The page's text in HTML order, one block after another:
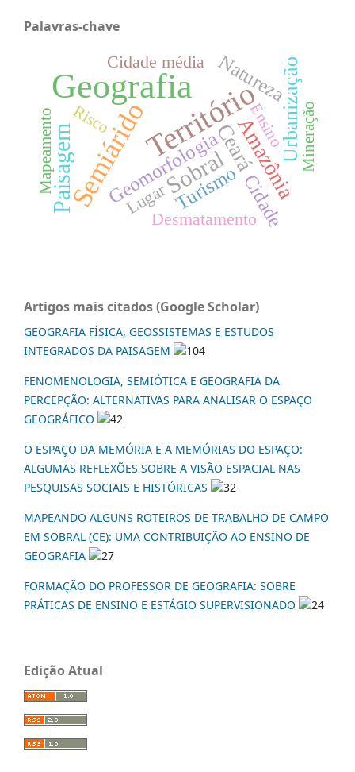
Palavras-chave
GeografiaTerritório
Semiárido Sobral
Paisagem Ceará
Amazônia
Urbanização
Geomorfologia
TurismoCidade
Natureza
Lugar
Desmatamento
Cidade média
Mapeamento Risco Mineração
Ensino
Artigos mais citados (Google Scholar)
GEOGRAFIA FÍSICA, GEOSSISTEMAS E ESTUDOS
INTEGRADOS DA PAISAGEM
104
FENOMENOLOGIA, SEMIÓTICA E GEOGRAFIA DA
PERCEPÇÃO: ALTERNATIVAS PARA ANALISAR O ESPAÇO
GEOGRÁFICO
42
O ESPAÇO DA MEMÓRIA E A MEMÓRIAS DO ESPAÇO:
ALGUMAS REFLEXÕES SOBRE A VISÃO ESPACIAL NAS
PESQUISAS SOCIAIS E HISTÓRICAS
32
MAPEANDO ALGUNS ROTEIROS DE TRABALHO DE CAMPO
EM SOBRAL (CE): UMA CONTRIBUIÇÃO AO ENSINO DE
GEOGRAFIA
27
FORMAÇÃO DO PROFESSOR DE GEOGRAFIA: SOBRE
PRÁTICAS DE ENSINO E ESTÁGIO SUPERVISIONADO
24
Edição Atual